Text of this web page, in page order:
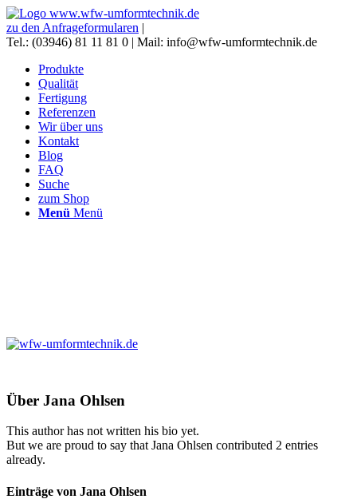
zu den Anfrageformularen |
Tel.: (03946) 81 11 81 0 | Mail: info@wfw-umformtechnik.de
Produkte
Qualität
Fertigung
Referenzen
Wir über uns
Kontakt
Blog
FAQ
Suche
zum Shop
Menü Menü
Über Jana Ohlsen
This author has not written his bio yet.
But we are proud to say thatJana Ohlsen contributed 2 entries
already.
Einträge von Jana Ohlsen